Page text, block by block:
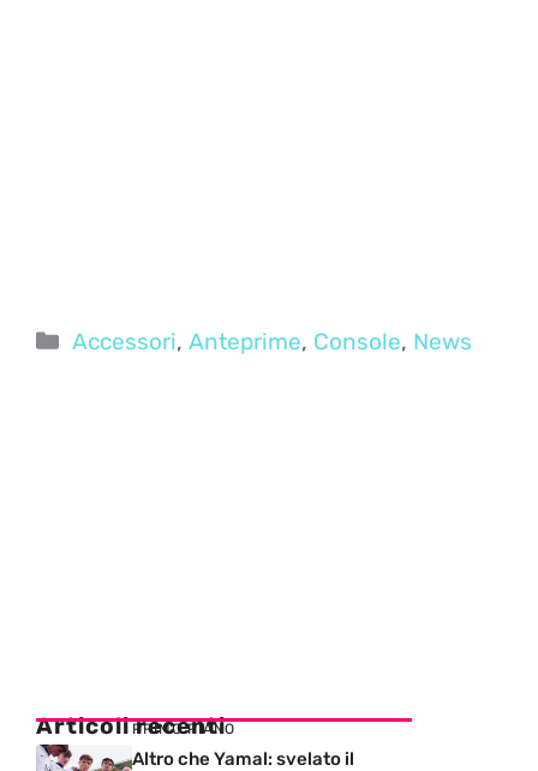
Categorie
Accessori,Anteprime, Console, News
Articoli recenti
PRIMO PIANO
Altro che Yamal: svelato il